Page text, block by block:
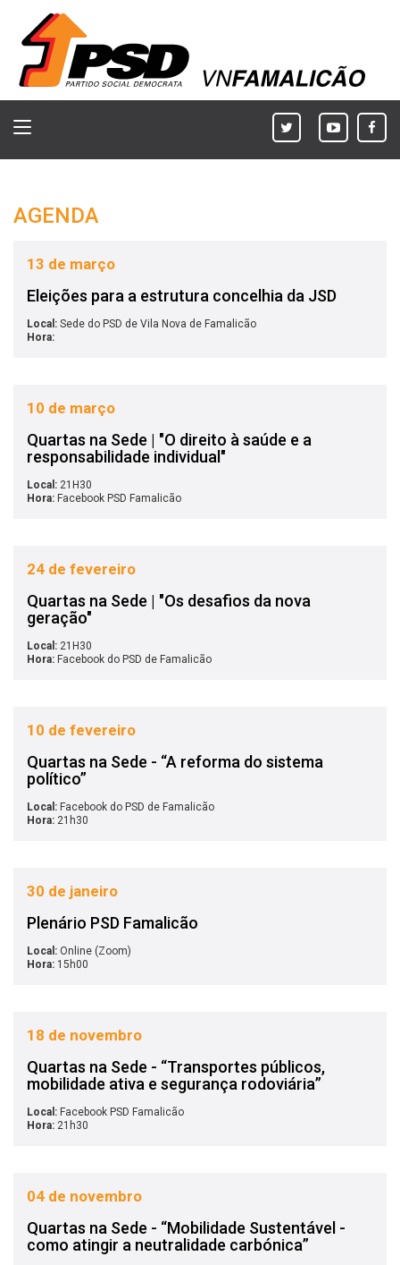
Toggle
AGENDA
13 de março
Eleições para a estrutura concelhia da JSD
Local: Sede do PSD de Vila Nova de Famalicão
Hora:
10 de março
Quartas na Sede | "O direito à saúde e a
responsabilidade individual"
Local: 21H30
Hora: Facebook PSD Famalicão
24 de fevereiro
Quartas na Sede | "Os desafios da nova
geração"
Local: 21H30
Hora: Facebook do PSD de Famalicão
10 de fevereiro
Quartas na Sede - “A reforma do sistema
político”
Local: Facebook do PSD de Famalicão
Hora: 21h30
30 de janeiro
Plenário PSD Famalicão
Local: Online (Zoom)
Hora: 15h00
18 de novembro
Quartas na Sede - “Transportes públicos,
mobilidade ativa e segurança rodoviária”
Local: Facebook PSD Famalicão
Hora: 21h30
04 de novembro
Quartas na Sede - “Mobilidade Sustentável -
como atingir a neutralidade carbónica”